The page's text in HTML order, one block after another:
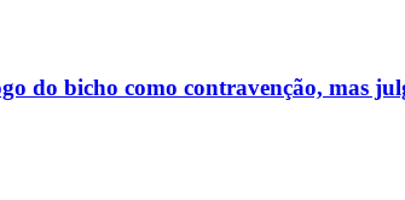
do bicho como contravenção, mas